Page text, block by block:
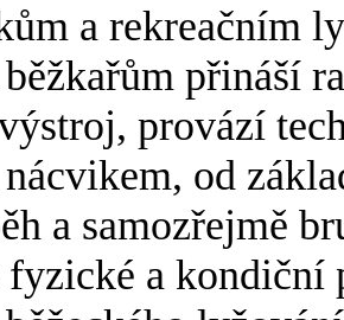
a rekreačním
přináší
provází
od
a samozřejmě
a kondiční